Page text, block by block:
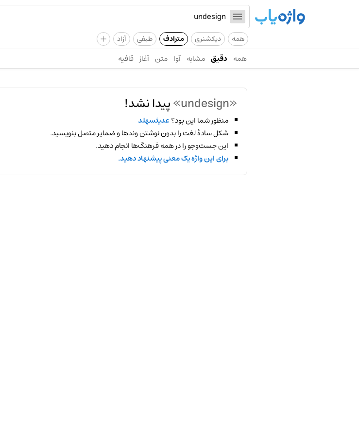
همه دیکشنری مترادف طیفی آزاد +
همه دقیق مشابه آوا متن آغاز قافیه
«undesign» پیدا نشد!
منظور شما این بود؟عدیثسهلد
شکل سادهٔ لغت را بدون نوشتن وندها و ضمایر متصل بنویسید.
این جست‌وجو را در همه فرهنگ‌ها انجام دهید.
برای این واژه یک معنی پیشنهاد دهید.